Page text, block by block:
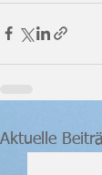
Aktuelle